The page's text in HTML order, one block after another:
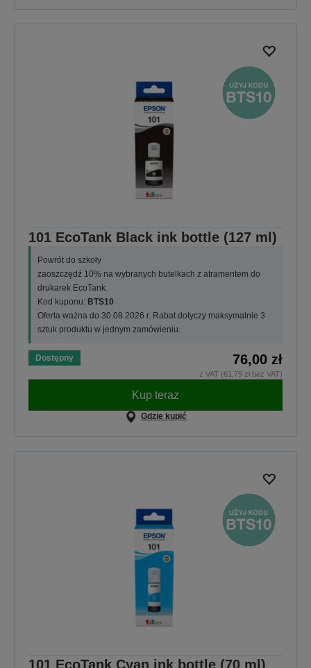
101 EcoTank Black ink bottle (127 ml)
Powrót do szkoły
zaoszczędź 10% na wybranych butelkach z atramentem do
drukarek EcoTank.
Kod kuponu: BTS10
Oferta ważna do 30.08.2026 r. Rabat dotyczy maksymalnie 3
sztuk produktu w jednym zamówieniu.
Dostępny 76,00 zł
z VAT (61,79 zł bez VAT)
Kup teraz
Gdzie kupić
101 EcoTank Cyan ink bottle (70 ml)